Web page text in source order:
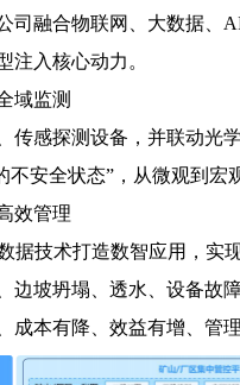
司融合物联网、大数据、
注入核心动力。
域监测
传感探测设备，并联动光
不安全状态”，从微观到宏
效管理
据技术打造数智应用，实
边坡坍塌、透水、设备故
本有降、效益有增、管